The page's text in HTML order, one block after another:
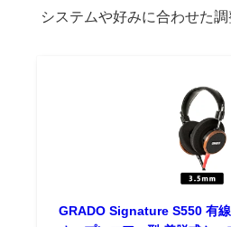
システムや好みに合わせた調
GRADO Signature S550 有